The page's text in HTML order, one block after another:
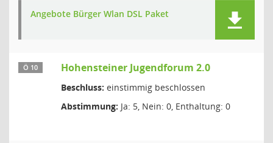
Angebote Bürger Wlan DSL Paket
Ö 10 Hohensteiner Jugendforum 2.0
Beschluss: einstimmig beschlossen
Abstimmung: Ja: 5, Nein: 0, Enthaltung: 0